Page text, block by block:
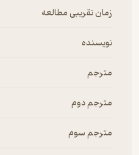
زمان تقریبی مطالعه
نویسنده
مترجم
مترجم دوم
مترجم سوم